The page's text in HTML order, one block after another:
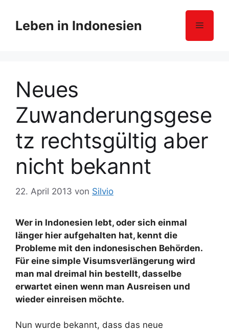
Leben in Indonesien Menü
Neues
Zuwanderungsgese
tz rechtsgültig aber
nicht bekannt
22. April 2013 von Silvio
Wer in Indonesien lebt, oder sich einmal
länger hier aufgehalten hat, kennt die
Probleme mit den indonesischen Behörden.
Für eine simple Visumsverlängerung wird
man mal dreimal hin bestellt, dasselbe
erwartet einen wenn man Ausreisen und
wieder einreisen möchte.
Nun wurde bekannt, dass das neue